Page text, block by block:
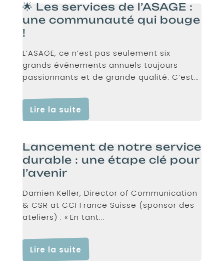
🌟 Les services de l’ASAGE :
une communauté qui bouge
!
L’ASAGE, ce n’est pas seulement six
grands événements annuels toujours
passionnants et de grande qualité. C’est
Lire la suite
Lancement de notre service
durable : une étape clé pour
l’avenir
Damien Keller, Director of Communication
& CSR at CCI France Suisse (sponsor des
ateliers) : « En tant...
Lire la suite